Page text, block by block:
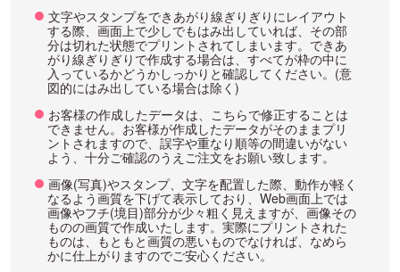
文字やスタンプをできあがり線ぎりぎりにレイアウト
する際、画面上で少しでもはみ出していれば、その部
分は切れた状態でプリントされてしまいます。できあ
がり線ぎりぎりで作成する場合は、すべてが枠の中に
入っているかどうかしっかりと確認してください。(意
図的にはみ出している場合は除く)
お客様の作成したデータは、こちらで修正することは
できません。お客様が作成したデータがそのままプリ
ントされますので、誤字や重なり順等の間違いがない
よう、十分ご確認のうえご注文をお願い致します。
画像(写真)やスタンプ、文字を配置した際、動作が軽く
なるよう画質を下げて表示しており、Web画面上では
画像やフチ(境目)部分が少々粗く見えますが、画像その
ものの画質で作成いたします。実際にプリントされた
ものは、もともと画質の悪いものでなければ、なめら
かに仕上がりますのでご安心ください。